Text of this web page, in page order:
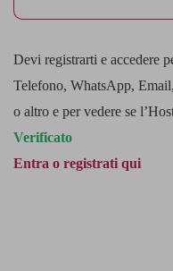
Devi registrarti e accedere
Telefono, WhatsApp,
o altro e per vedere se
Verificato
Entra o registrati qui